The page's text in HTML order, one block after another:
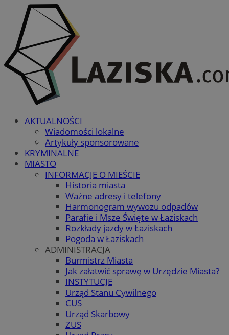
AKTUALNOŚCI
Wiadomości lokalne
Artykuły sponsorowane
KRYMINALNE
MIASTO
INFORMACJE O MIEŚCIE
Historia miasta
Ważne adresy i telefony
Harmonogram wywozu odpadów
Parafie i Msze Święte w Łaziskach
Rozkłady jazdy w Łaziskach
Pogoda w Łaziskach
ADMINISTRACJA
Burmistrz Miasta
Jak załatwić sprawę w Urzędzie Miasta?
INSTYTUCJE
Urząd Stanu Cywilnego
CUS
Urząd Skarbowy
ZUS